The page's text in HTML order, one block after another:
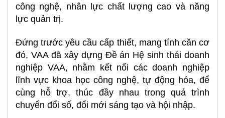
công nghệ, nhân lực chất lượng cao và năng
lực quản trị.
Đứng trước yêu cầu cấp thiết, mang tính căn cơ
đó, VAA đã xây dựng Đề án Hệ sinh thái doanh
nghiệp VAA, nhằm kết nối các doanh nghiệp
lĩnh vực khoa học công nghệ, tự động hóa, để
cùng hỗ trợ, thúc đầy nhau trong quá trình
chuyển đổi số, đổi mới sáng tạo và hội nhập.